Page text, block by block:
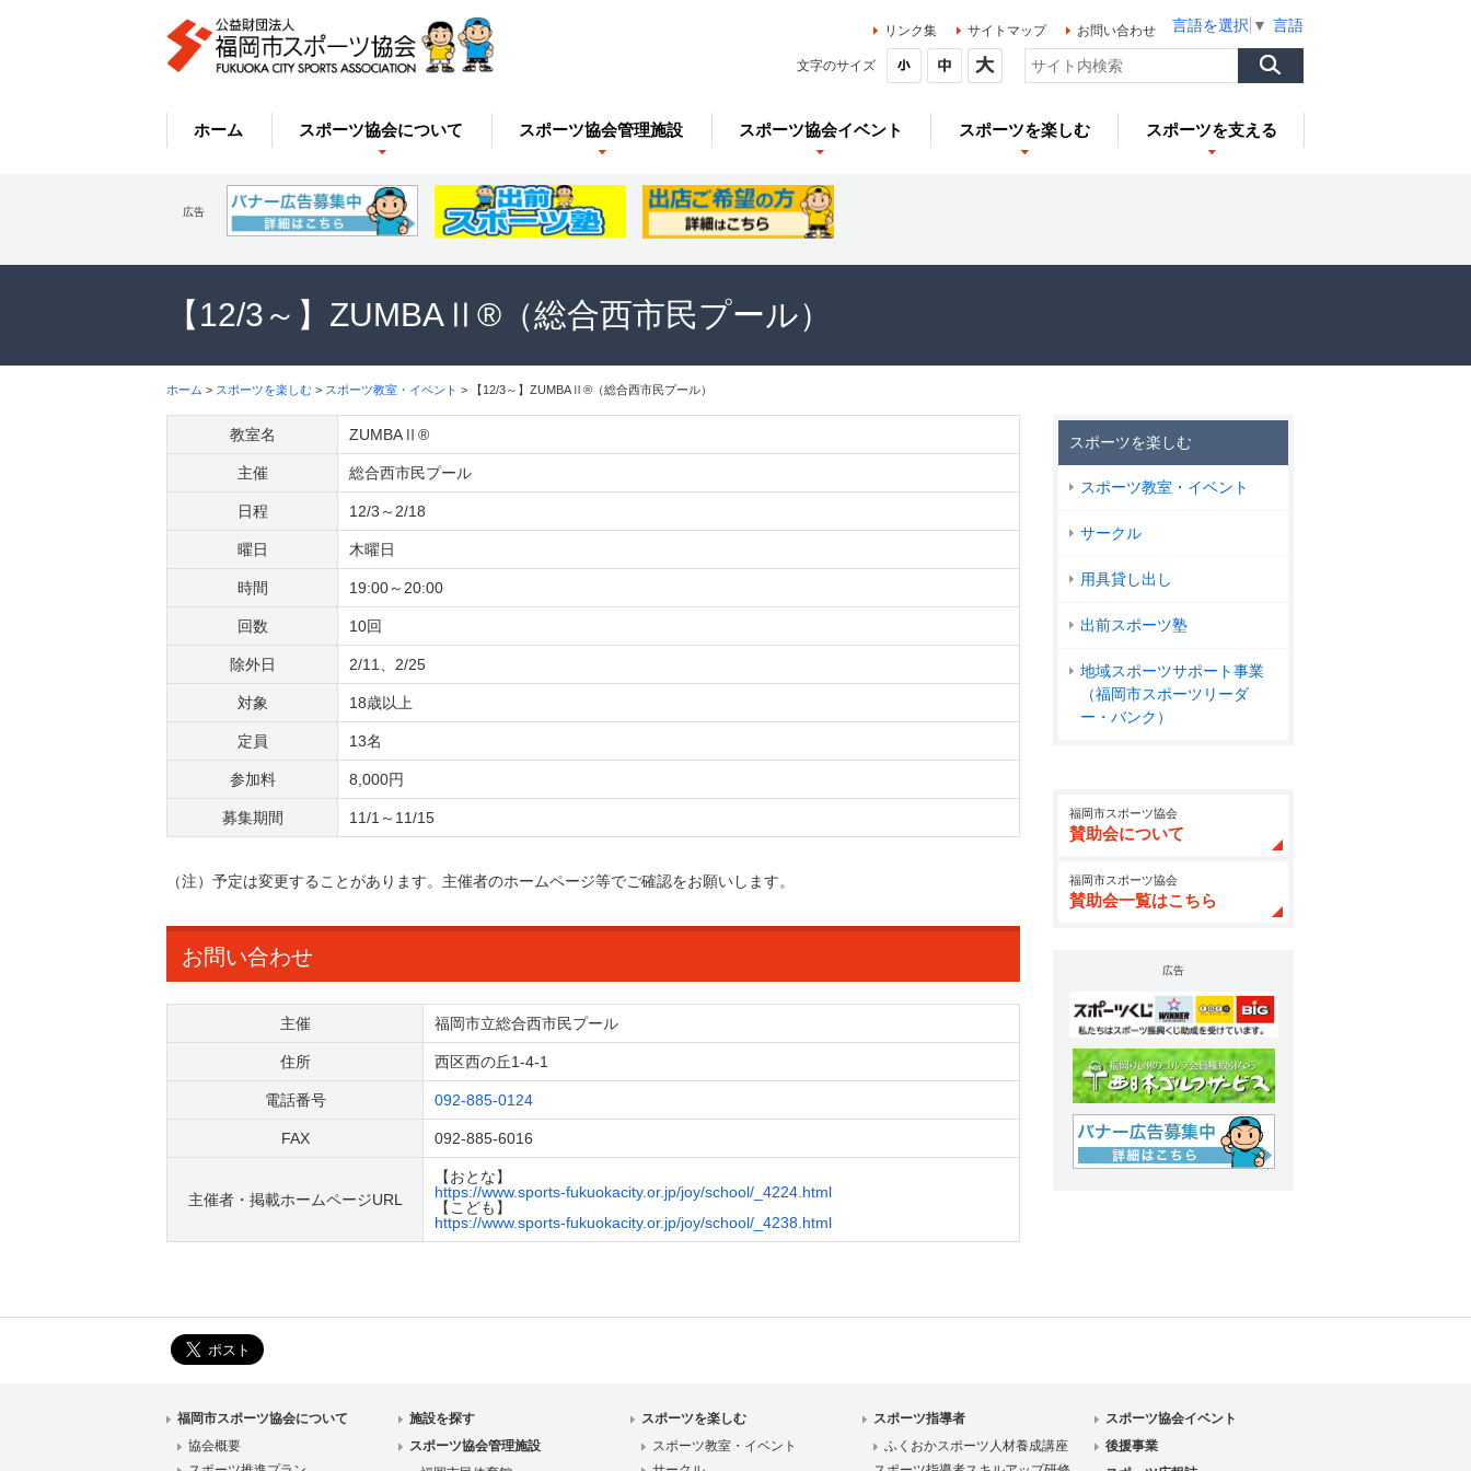
リンク集 サイトマップ お問い合わせ 言語を選択 ▼ 言語を選択
文字のサイズ
ホーム スポーツ協会について スポーツ協会管理施設 スポーツ協会イベント スポーツを楽しむ スポーツを支える
広告
【12/3～】ZUMBAⅡ®（総合西市民プール）
ホーム > スポーツを楽しむ > スポーツ教室・イベント > 【12/3～】ZUMBAⅡ®（総合西市民プール）
スポーツを楽しむ
スポーツ教室・イベント
サークル
用具貸し出し
出前スポーツ塾
地域スポーツサポート事業
（福岡市スポーツリーダ
ー・バンク）
福岡市スポーツ協会
賛助会について
福岡市スポーツ協会
賛助会一覧はこちら
広告
教室名 ZUMBAⅡ®
主催 総合西市民プール
日程 12/3～2/18
曜日 木曜日
時間 19:00～20:00
回数 10回
除外日 2/11、2/25
対象 18歳以上
定員 13名
参加料 8,000円
募集期間 11/1～11/15
（注）予定は変更することがあります。主催者のホームページ等でご確認をお願いします。
お問い合わせ
主催 福岡市立総合西市民プール
住所 西区西の丘1-4-1
電話番号 092-885-0124
FAX 092-885-6016
主催者・掲載ホームページURL
【おとな】
https://www.sports-fukuokacity.or.jp/joy/school/_4224.html
【こども】
https://www.sports-fukuokacity.or.jp/joy/school/_4238.html
福岡市スポーツ協会について
協会概要
施設を探す
スポーツ協会管理施設
スポーツを楽しむ
スポーツ教室・イベント
スポーツ指導者
ふくおかスポーツ人材養成講座
スポーツ協会イベント
後援事業